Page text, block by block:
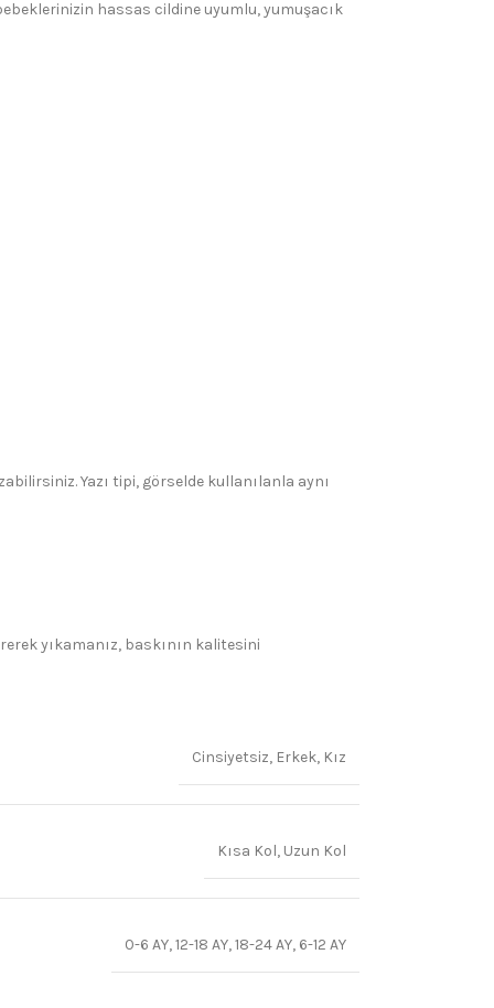
hassas cildine uyumlu, yumuşacık
Yazı tipi, görselde kullanılanla aynı
yıkamanız, baskının kalitesini
Cinsiyetsiz, Erkek, Kız
Kısa Kol, Uzun Kol
0-6 AY,12-18 AY,18-24 AY, 6-12 AY